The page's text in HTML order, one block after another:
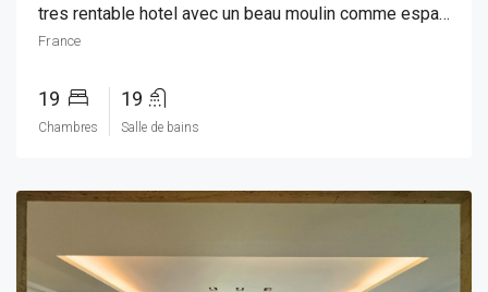
tres rentable hotel avec un beau moulin comme espace de vie
France
19
Chambres
19
Salle de bains